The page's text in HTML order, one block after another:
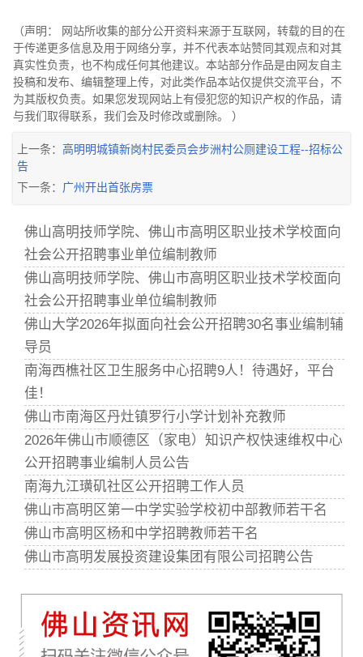
（声明： 网站所收集的部分公开资料来源于互联网，转载的目的在
于传递更多信息及用于网络分享，并不代表本站赞同其观点和对其
真实性负责，也不构成任何其他建议。本站部分作品是由网友自主
投稿和发布、编辑整理上传，对此类作品本站仅提供交流平台，不
为其版权负责。如果您发现网站上有侵犯您的知识产权的作品，请
与我们取得联系，我们会及时修改或删除。 ）
上一条： 高明明城镇新岗村民委员会步洲村公厕建设工程--招标公
告
下一条： 广州开出首张房票
佛山高明技师学院、佛山市高明区职业技术学校面向
社会公开招聘事业单位编制教师
佛山高明技师学院、佛山市高明区职业技术学校面向
社会公开招聘事业单位编制教师
佛山大学2026年拟面向社会公开招聘30名事业编制辅
导员
南海西樵社区卫生服务中心招聘9人！待遇好，平台
佳！
佛山市南海区丹灶镇罗行小学计划补充教师
2026年佛山市顺德区（家电）知识产权快速维权中心
公开招聘事业编制人员公告
南海九江璜矶社区公开招聘工作人员
佛山市高明区第一中学实验学校初中部教师若干名
佛山市高明区杨和中学招聘教师若干名
佛山市高明发展投资建设集团有限公司招聘公告